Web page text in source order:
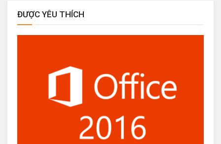
ĐƯỢC YÊU THÍCH